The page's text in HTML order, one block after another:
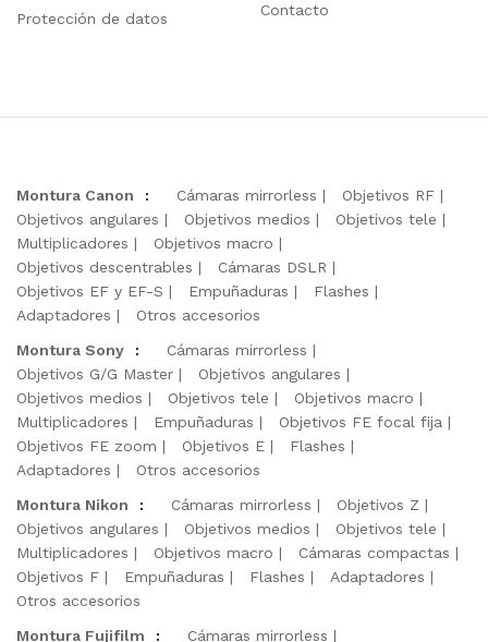
Protección de datos
Contacto
Montura Canon : Cámaras mirrorless
Objetivos RF
Objetivos angulares
Objetivos medios
Objetivos tele
Multiplicadores
Objetivos macro
Objetivos descentrables
Cámaras DSLR
Objetivos EF y EF-S
Empuñaduras
Flashes
Adaptadores
Otros accesorios
Montura Sony
:
Cámaras mirrorless
Objetivos G/G Master
Objetivos angulares
Objetivos medios
Objetivos tele
Objetivos macro
Multiplicadores
Empuñaduras
Objetivos FE focal fija
Objetivos FE zoom
Objetivos E
Flashes
Adaptadores
Otros accesorios
Montura Nikon
: Cámaras mirrorless
Objetivos Z
Objetivos angulares
Objetivos medios
Objetivos tele
Multiplicadores
Objetivos macro
Cámaras compactas
Objetivos F
Empuñaduras Flashes
Adaptadores
Otros accesorios
Montura Fujifilm
:
Cámaras mirrorless